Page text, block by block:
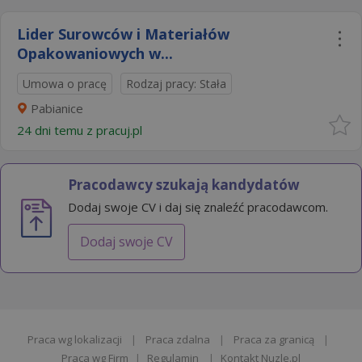
Lider Surowców i Materiałów
Opakowaniowych w...
Umowa o pracę Rodzaj pracy: Stała
Pabianice
24 dni temu z pracuj.pl
Pracodawcy szukają kandydatów
Dodaj swoje CV i daj się znaleźć pracodawcom.
Dodaj swoje CV
Praca wg lokalizacji | Praca zdalna | Praca za granicą
|
Praca wg Firm
| Regulamin | Kontakt Nuzle.pl